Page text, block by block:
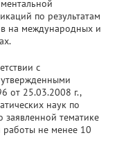
по результатам
на международных и
с
от 25.03.2008 г.,
наук по
заявленной тематике
работы не менее 10